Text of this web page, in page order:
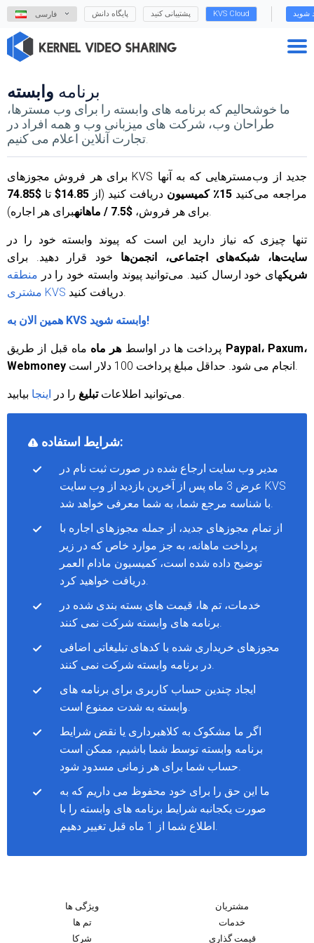
فارسی پایگاه دانش پشتیبانی کنید KVS Cloud شوید
برنامه وابسته
ما خوشحالیم که برنامه های وابسته را برای وب مسترها،
طراحان وب، شرکت های میزبانی وب و همه افراد در
برای هر فروش مجوزهای KVS جدید از وب‌مسترهایی که به آنها
مراجعه می‌کنید 15٪ کمیسیون دریافت کنید (از 14.85$ تا $74.85
برای هر فروش، $7.5 / ماهانه برای هر اجاره).
تنها چیزی که نیاز دارید این است که پیوند وابسته خود را در
سایت‌ها، شبکه‌های اجتماعی، انجمن‌ها خود قرار دهید. برای
شریکهای خود ارسال کنید. می‌توانید پیوند وابسته خود را در منطقه
مشتری KVS
دریافت کنید.
همین الان به KVS وابسته شوید!
پرداخت ها در اواسط هر ماه
Paypal، Paxum،
Webmoney
انجام می شود. حداقل مبلغ پرداخت 100 دلار است.
می‌توانید اطلاعاتتبلیغ را در اینجا بیابید.
شرایط استفاده:
مدیر وب سایت ارجاع شده در صورت ثبت نام در
عرض 3 ماه پس از آخرین بازدید از وب سایت KVS
با شناسه مرجع شما، به شما معرفی خواهد شد.
از تمام مجوزهای جدید، از جمله مجوزهای اجاره با
پرداخت ماهانه، به جز موارد خاص که در زیر
توضیح داده شده است، کمیسیون مادام العمر
دریافت خواهید کرد.
خدمات، تم ها، قیمت های بسته بندی شده در
برنامه های وابسته شرکت نمی کنند.
مجوزهای خریداری شده با کدهای تبلیغاتی اضافی
در برنامه وابسته شرکت نمی کنند.
ایجاد چندین حساب کاربری برای برنامه های
وابسته به شدت ممنوع است.
اگر ما مشکوک به کلاهبرداری یا نقض شرایط
برنامه وابسته توسط شما باشیم، ممکن است
حساب شما برای هر زمانی مسدود شود.
ما این حق را برای خود محفوظ می داریم که به
صورت یکجانبه شرایط برنامه های وابسته را با
اطلاع شما از 1 ماه قبل تغییر دهیم.
ویژگی ها
مشتریان
تم ها
خدمات
شرکا
قیمت گذاری